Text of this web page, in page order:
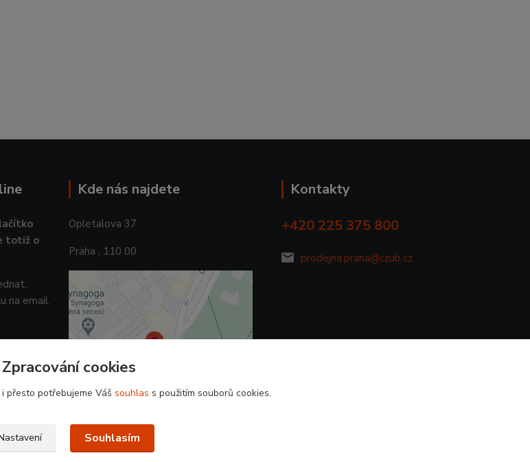
totiž o
na email.
Kde nás najdete
Opletalova 37
Praha , 110 00
Kontakty
+420 225 375 800
prodejna.praha@czub.cz
Zpracování cookies
přesto potřebujeme Váš souhlas s použitím souborů cookies.
Souhlasím